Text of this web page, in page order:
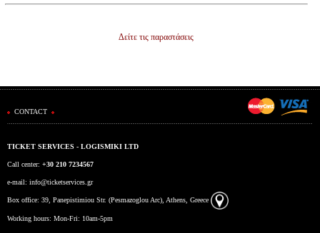
Δείτε τις παραστάσεις
CONTACT
TICKET SERVICES - LOGISMIKI LTD
Call center: +30 210 7234567
e-mail: info@ticketservices.gr
Box office: 39, Panepistimiou Str. (Pesmazoglou Arc), Athens, Greece
Working hours: Mon-Fri: 10am-5pm